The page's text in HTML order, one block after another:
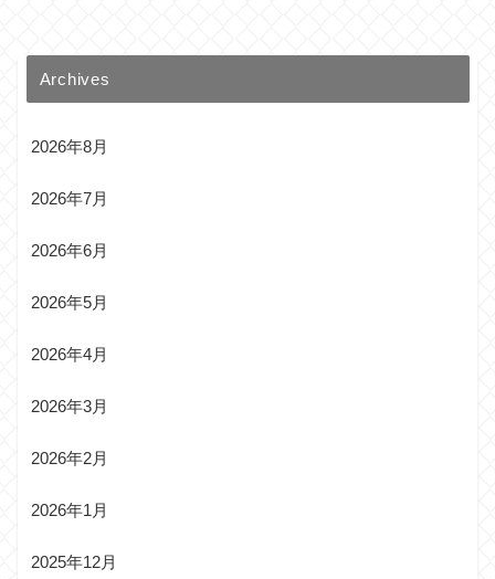
Archives
2026年8月
2026年7月
2026年6月
2026年5月
2026年4月
2026年3月
2026年2月
2026年1月
2025年12月